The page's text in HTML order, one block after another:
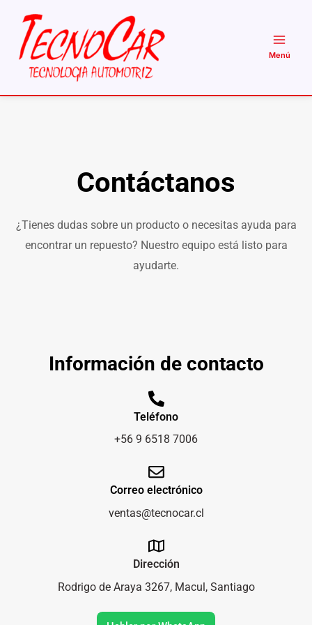
contenido
Contáctanos
¿Tienes dudas sobre un producto o necesitas ayuda para
encontrar un repuesto? Nuestro equipo está listo para
ayudarte.
Información de contacto
Teléfono
+56 9 6518 7006
Correo electrónico
ventas@tecnocar.cl
Dirección
Rodrigo de Araya 3267, Macul, Santiago